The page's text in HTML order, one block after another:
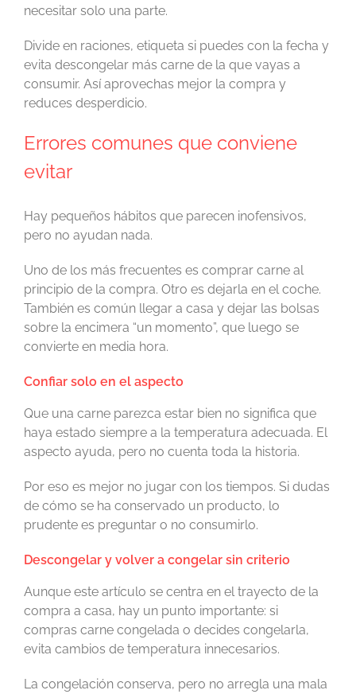
necesitar solo una parte.
Divide en raciones, etiqueta si puedes con la fecha y
evita descongelar más carne de la que vayas a
consumir. Así aprovechas mejor la compra y
reduces desperdicio.
Errores comunes que conviene
evitar
Hay pequeños hábitos que parecen inofensivos,
pero no ayudan nada.
Uno de los más frecuentes es comprar carne al
principio de la compra. Otro es dejarla en el coche.
También es común llegar a casa y dejar las bolsas
sobre la encimera “un momento”, que luego se
convierte en media hora.
Confiar solo en el aspecto
Que una carne parezca estar bien no significa que
haya estado siempre a la temperatura adecuada. El
aspecto ayuda, pero no cuenta toda la historia.
Por eso es mejor no jugar con los tiempos. Si dudas
de cómo se ha conservado un producto, lo
prudente es preguntar o no consumirlo.
Descongelar y volver a congelar sin criterio
Aunque este artículo se centra en el trayecto de la
compra a casa, hay un punto importante: si
compras carne congelada o decides congelarla,
evita cambios de temperatura innecesarios.
La congelación conserva, pero no arregla una mala